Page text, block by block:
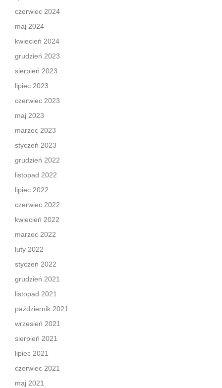
czerwiec 2024
maj 2024
kwiecień 2024
grudzień 2023
sierpień 2023
lipiec 2023
czerwiec 2023
maj 2023
marzec 2023
styczeń 2023
grudzień 2022
listopad 2022
lipiec 2022
czerwiec 2022
kwiecień 2022
marzec 2022
luty 2022
styczeń 2022
grudzień 2021
listopad 2021
październik 2021
wrzesień 2021
sierpień 2021
lipiec 2021
czerwiec 2021
maj 2021